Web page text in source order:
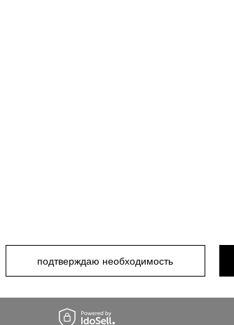
подтверждаю необходимость